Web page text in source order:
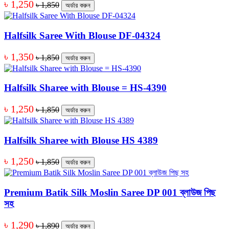
৳ 1,250 ৳ 1,850 অর্ডার করুন
Halfsilk Saree With Blouse DF-04324
৳ 1,350 ৳ 1,850 অর্ডার করুন
Halfsilk Sharee with Blouse = HS-4390
৳ 1,250 ৳ 1,850 অর্ডার করুন
Halfsilk Sharee with Blouse HS 4389
৳ 1,250 ৳ 1,850 অর্ডার করুন
Premium Batik Silk Moslin Saree DP 001 ব্লাউজ পিছ
সহ
৳ 1,290 ৳ 1,890 অর্ডার করুন